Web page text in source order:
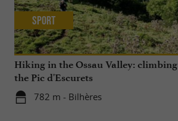
Hiking in the Ossau Valley: climbing
the Pic d'Escurets
782 m - Bilhères
Sport